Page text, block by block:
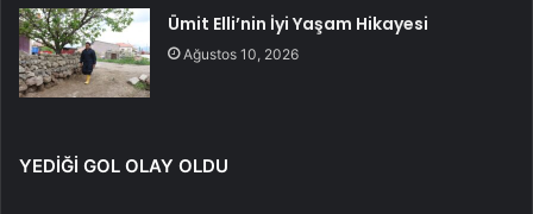
Ümit Elli’nin İyi Yaşam Hikayesi
Ağustos 10, 2026
YEDİĞİ GOL OLAY OLDU